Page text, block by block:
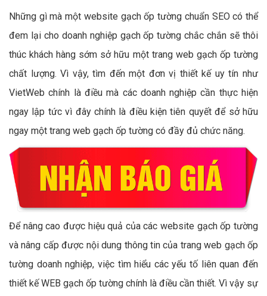
Những gì mà một website gạch ốp tường chuẩn SEO có thể
đem lại cho doanh nghiệp gạch ốp tường chắc chắn sẽ thôi
thúc khách hàng sớm sở hữu một trang web gạch ốp tường
chất lượng. Vì vậy, tìm đến một đơn vị thiết kế uy tín như
VietWeb chính là điều mà các doanh nghiệp cần thực hiện
ngay lập tức vì đây chính là điều kiện tiên quyết để sở hữu
ngay một trang web gạch ốp tường có đầy đủ chức năng.
Để nâng cao được hiệu quả của các website gạch ốp tường
và nâng cấp được nội dung thông tin của trang web gạch ốp
tường doanh nghiệp, việc tìm hiểu các yếu tố liên quan đến
thiết kế WEB gạch ốp tường chính là điều cần thiết. Vì vậy sự